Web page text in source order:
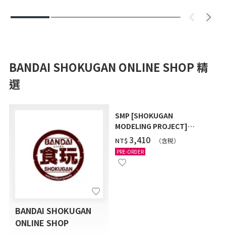
BANDAI SHOKUGAN ONLINE SHOP 精
選
BANDAI SHOKUGAN
ONLINE SHOP
SMP [SHOKUGAN
MODELING PROJECT]
POWER ANIMAL SERIES
EXTRA FULL SET W/O
GUM (WITH BONUS GIFT)
NT$‌3,410 （含税）
PRE-ORDER